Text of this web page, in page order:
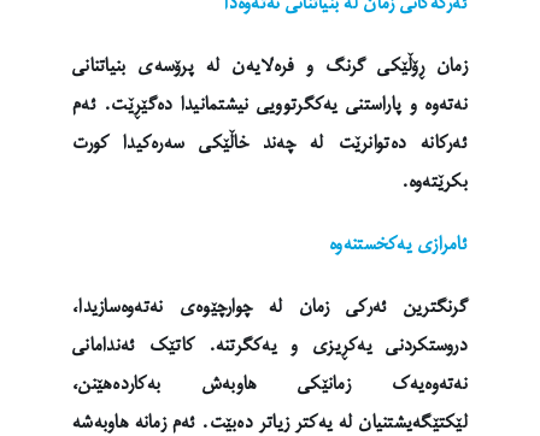
زمان ڕۆڵێکی گرنگ و فرەلایەن لە پرۆسەی بنیاتنانی
نەتەوە و پاراستنی یەکگرتوویی نیشتمانیدا دەگێڕێت. ئەم
ئەرکانە دەتوانرێت لە چەند خاڵێکی سەرەکیدا کورت
بکرێتەوە.
ئامرازی یەکخستنەوە
گرنگترین ئەرکی زمان لە چوارچێوەی نەتەوەسازیدا،
دروستکردنی یەکڕیزی و یەکگرتنە. کاتێک ئەندامانی
نەتەوەیەک زمانێکی هاوبەش بەکاردەهێنن،
لێکتێگەیشتنیان لە یەکتر زیاتر دەبێت. ئەم زمانە هاوبەشە